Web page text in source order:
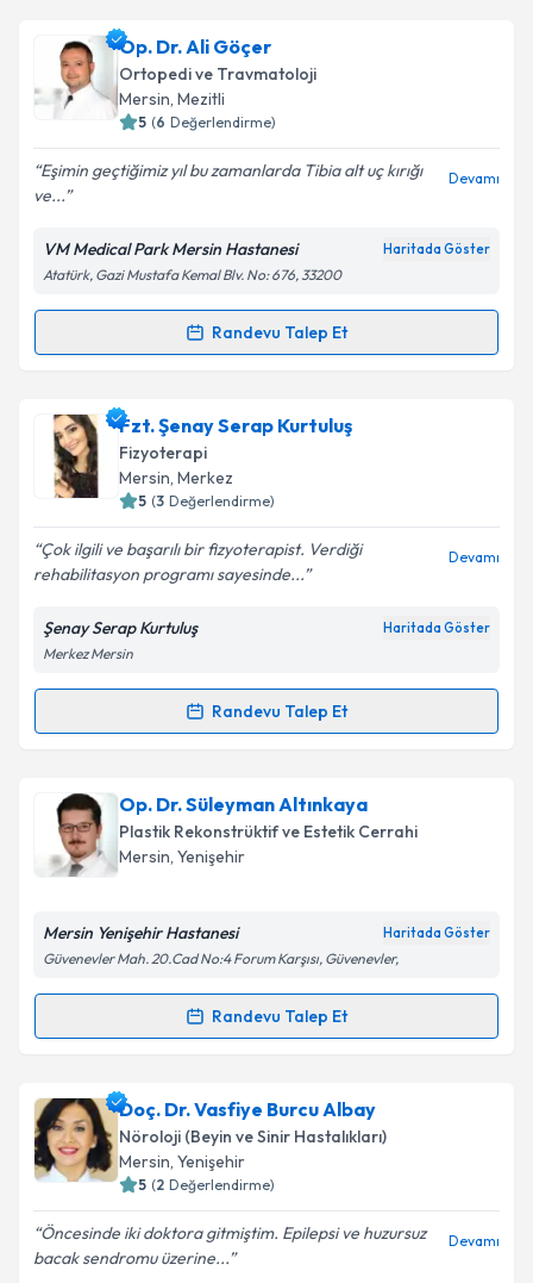
Takvim Talebini Gönder
Uzm. Dr. Gürcan Hasanoğlu
talebi oluşturun. Size bu uzmandan randevu almanız
için bir takvim hazırlandığında e-posta ile
bilgilendireceğiz.
E-posta Adresiniz
Kişisel verilerimin işlenmesine ilişkin
Metni'ni okudum ve kişisel verilerimin belirtilen
kapsamda işlenmesini kabul ediyorum.
Op. Dr. Ali Göçer
Ortopedi ve Travmatoloji
Mersin, Mezitli
5 (6 Değerlendirme)
Eşimin geçtiğimiz yıl bu zamanlarda Tibia alt uç kırığı
ve...
Devamı
VM Medical Park Mersin Hastanesi Haritada Göster
Atatürk, Gazi Mustafa Kemal Blv. No: 676, 33200
Randevu Talep Et
Randevu Takvimi Talebi
Op. Dr. Ali Göçeriçin randevu takvimi talebi
oluşturun. Size bu uzmandan randevu almanız için bir
takvim hazırlandığında e-posta ile bilgilendireceğiz.
Kişisel verilerimin işlenmesine ilişkin
Aydınlatma
Metni
kapsamda işlenmesini kabul ediyorum.
Fzt. Şenay Serap Kurtuluş
Fizyoterapi
Mersin, Merkez
5 (3 Değerlendirme)
Çok ilgili ve başarılı bir fizyoterapist. Verdiği
rehabilitasyon programı sayesinde...
Devamı
Şenay Serap Kurtuluş Haritada Göster
Merkez Mersin
Randevu Talep Et
Randevu Takvimi Talebi
Fzt. Şenay Serap Kurtuluşiçin randevu takvimi
talebi oluşturun. Size bu uzmandan randevu almanız
için bir takvim hazırlandığında e-posta ile
bilgilendireceğiz.
Kişisel verilerimin işlenmesine ilişkinAydınlatma
kapsamda işlenmesini kabul ediyorum.
Takvim Talebini Gönder
Op. Dr. Süleyman Altınkaya
Plastik Rekonstrüktif ve Estetik Cerrahi
Mersin, Yenişehir
Mersin Yenişehir Hastanesi Haritada Göster
Güvenevler Mah. 20.Cad No:4 Forum Karşısı, Güvenevler,
Randevu Talep Et
Randevu Takvimi Talebi
Op. Dr. Süleyman Altınkayaiçin randevu takvimi
talebi oluşturun. Size bu uzmandan randevu almanız
için bir takvim hazırlandığında e-posta ile
bilgilendireceğiz.
E-posta Adresiniz
Doç. Dr. Vasfiye Burcu Albay
Nöroloji (Beyin ve Sinir Hastalıkları)
Mersin, Yenişehir
5 (2 Değerlendirme)
Öncesinde iki doktora gitmiştim. Epilepsi ve huzursuz
bacak sendromu üzerine...
Devamı